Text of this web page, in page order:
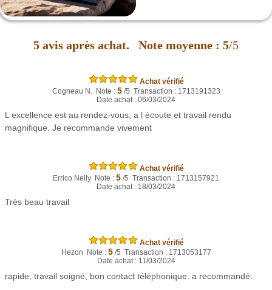
5 avis après achat. Note moyenne : 5/5
Achat vérifié
Cogneau N. Note : 5/5 Transaction : 1713191323
Date achat : 06/03/2024
L excellence est au rendez-vous, a l écoute et travail rendu
magnifique. Je recommande vivement
Achat vérifié
Errico Nelly Note : 5 /5 Transaction : 1713157921
Date achat : 18/03/2024
Très beau travail
Achat vérifié
Hezon Note : 5/5 Transaction : 1713053177
Date achat : 11/03/2024
rapide, travail soigné, bon contact téléphonique. a recommandé.